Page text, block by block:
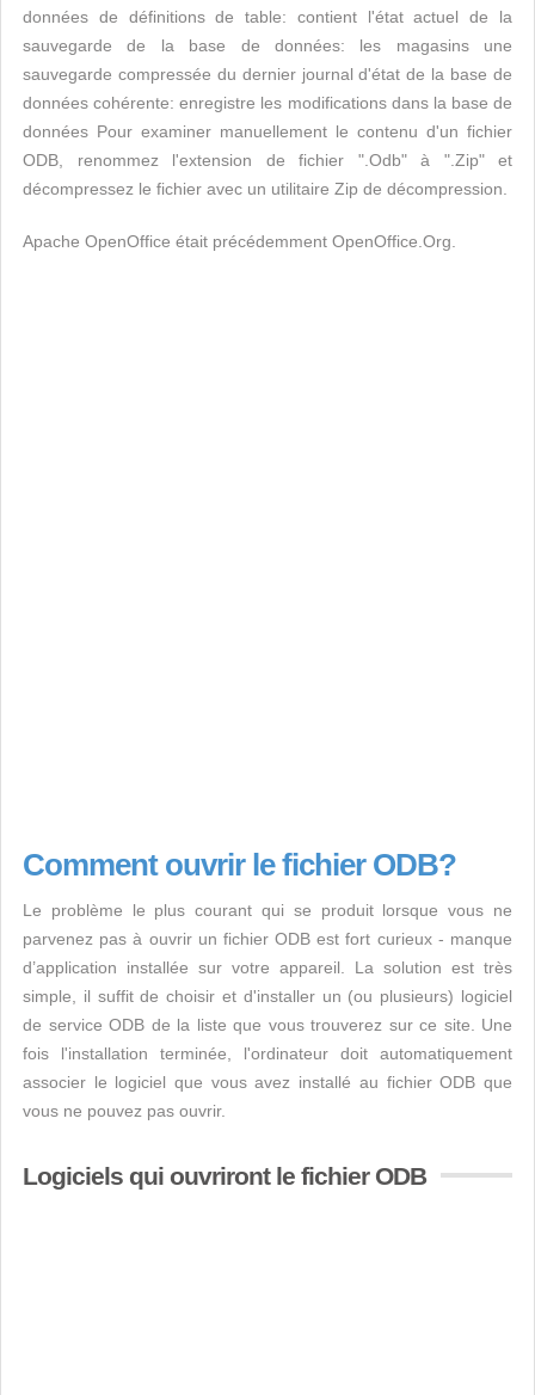
données de définitions de table: contient l'état actuel de la
sauvegarde de la base de données: les magasins une
sauvegarde compressée du dernier journal d'état de la base de
données cohérente: enregistre les modifications dans la base de
données Pour examiner manuellement le contenu d'un fichier
ODB, renommez l'extension de fichier ".Odb" à ".Zip" et
décompressez le fichier avec un utilitaire Zip de décompression.
Apache OpenOffice était précédemment OpenOffice.Org.
Comment ouvrir le fichier ODB?
Le problème le plus courant qui se produit lorsque vous ne
parvenez pas à ouvrir un fichier ODB est fort curieux - manque
d’application installée sur votre appareil. La solution est très
simple, il suffit de choisir et d'installer un (ou plusieurs) logiciel
de service ODB de la liste que vous trouverez sur ce site. Une
fois l'installation terminée, l'ordinateur doit automatiquement
associer le logiciel que vous avez installé au fichier ODB que
vous ne pouvez pas ouvrir.
Logiciels qui ouvriront le fichier ODB